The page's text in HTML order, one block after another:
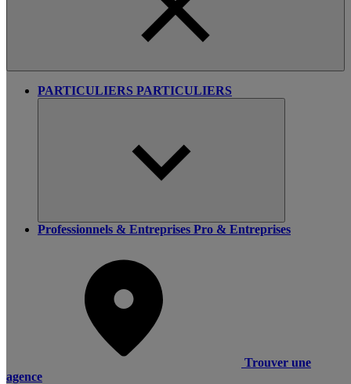
PARTICULIERS PARTICULIERS
Professionnels & Entreprises Pro & Entreprises
Trouver une
agence